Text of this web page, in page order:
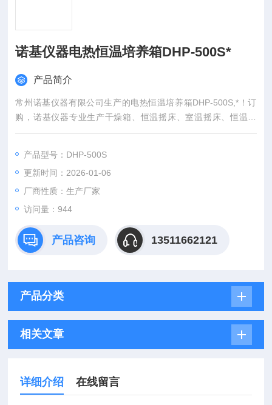
诺基仪器电热恒温培养箱DHP-500S*
产品简介
常州诺基仪器有限公司生产的电热恒温培养箱DHP-500S,*！订
购，诺基仪器专业生产干燥箱、恒温摇床、室温摇床、恒温油
槽、恒温水槽、低温恒温槽、恒温水浴锅、恒温培养箱、人工气
应系统、超声波细胞破碎仪等仪器
产品型号：DHP-500S
更新时间：2026-01-06
厂商性质：生产厂家
访问量：944
产品咨询 13511662121
产品分类
相关文章
详细介绍 在线留言